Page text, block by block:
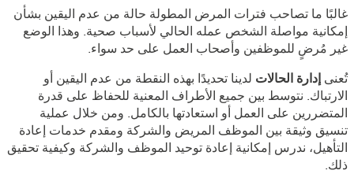
دعم
إدارة
الحالة
واستقرار
علاقة
العمل
غالبًا ما تصاحب فترات المرض المطولة حالة من عدم اليقين بشأن
إمكانية مواصلة الشخص عمله الحالي لأسباب صحية. وهذا الوضع
غير مُرضٍ للموظفين وأصحاب العمل على حد سواء.
تُعنى إدارة الحالات لدينا تحديدًا بهذه النقطة من عدم اليقين أو
الارتباك. نتوسط بين جميع الأطراف المعنية للحفاظ على قدرة
المتضررين على العمل أو استعادتها بالكامل. ومن خلال عملية
تنسيق وثيقة بين الموظف المريض والشركة ومقدم خدمات إعادة
التأهيل، ندرس إمكانية إعادة توحيد الموظف والشركة وكيفية تحقيق
ذلك.